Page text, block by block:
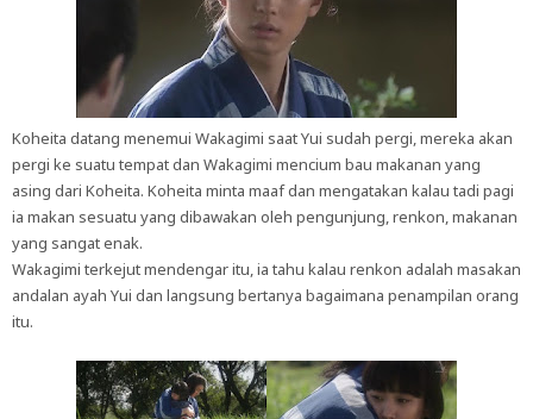
Koheita datang menemui Wakagimi saat Yui sudah pergi, mereka akan
pergi ke suatu tempat dan Wakagimi mencium bau makanan yang
asing dari Koheita. Koheita minta maaf dan mengatakan kalau tadi pagi
ia makan sesuatu yang dibawakan oleh pengunjung, renkon, makanan
yang sangat enak.
Wakagimi terkejut mendengar itu, ia tahu kalau renkon adalah masakan
andalan ayah Yui dan langsung bertanya bagaimana penampilan orang
itu.